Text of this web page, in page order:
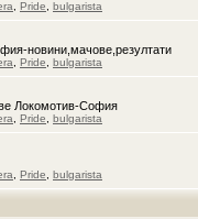
Pride bulgarista
новини,мачове,резултати
Pride bulgarista
Локомотив-София
Pride bulgarista
Pride bulgarista